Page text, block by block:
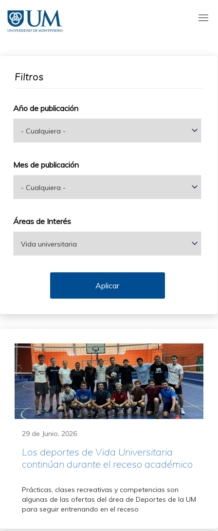
contenido
principal
Filtros
Áreas de Interés
Año de publicación
Mes de publicación
29 de Junio, 2026
Los deportes de Vida Universitaria
continúan durante el receso académico
Prácticas, clases recreativas y competencias son
algunas de las ofertas del área de Deportes de la UM
para seguir entrenando en el receso